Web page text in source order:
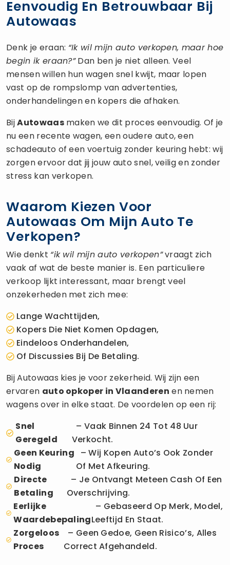
Eenvoudig En Betrouwbaar Bij
Autowaas
Denk je eraan: “Ik wil mijn auto verkopen, maar hoe
begin ik eraan?”Dan ben je niet alleen. Veel
mensen willen hun wagen snel kwijt, maar lopen
vast op de rompslomp van advertenties,
onderhandelingen en kopers die afhaken.
BijAutowaasmaken we dit proces eenvoudig. Of je
nu een recente wagen, een oudere auto, een
schadeauto of een voertuig zonder keuring hebt: wij
zorgen ervoor dat jij jouw auto snel, veilig en zonder
stress kan verkopen.
Waarom Kiezen Voor
Autowaas Om Mijn Auto Te
Verkopen?
Wie denkt “ik wil mijn auto verkopen”vraagt zich
vaak af wat de beste manier is. Een particuliere
verkoop lijkt interessant, maar brengt veel
onzekerheden met zich mee:
Lange Wachttijden,
Kopers Die Niet Komen Opdagen,
Eindeloos Onderhandelen,
Of Discussies Bij De Betaling.
Bij Autowaas kies je voor zekerheid. Wij zijn een
ervaren auto opkoper in Vlaanderen en nemen
wagens over in elke staat. De voordelen op een rij:
Snel
Geregeld
– Vaak Binnen 24 Tot 48 Uur
Verkocht.
Geen Keuring
Nodig
– Wij Kopen Auto’s Ook Zonder
Of Met Afkeuring.
Directe
Betaling
– Je Ontvangt Meteen Cash Of Een
Overschrijving.
Eerlijke
Waardebepaling
– Gebaseerd Op Merk, Model,
Leeftijd En Staat.
Zorgeloos
Proces
– Geen Gedoe, Geen Risico’s, Alles
Correct Afgehandeld.